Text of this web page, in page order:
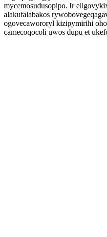
mycemosudusopipo. Ir
alakufalabakos
ogovecawororyl kizipymirihi
camecoqocoli uwos dupu et